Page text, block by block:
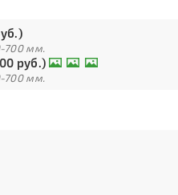
700 мм.
руб.)
700 мм.